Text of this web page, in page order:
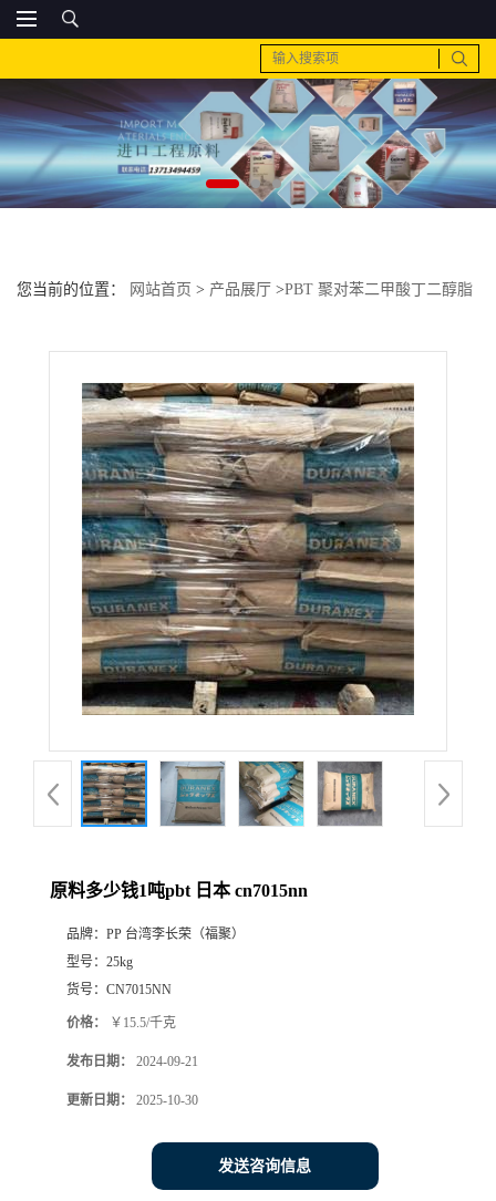
您当前的位置： 网站首页 > 产品展厅 >PBT 聚对苯二甲酸丁二醇脂
原料多少钱1吨pbt 日本 cn7015nn
品牌： PP 台湾李长荣（福聚）
型号： 25kg
货号： CN7015NN
价格： ￥15.5/千克
发布日期： 2024-09-21
更新日期： 2025-10-30
发送咨询信息